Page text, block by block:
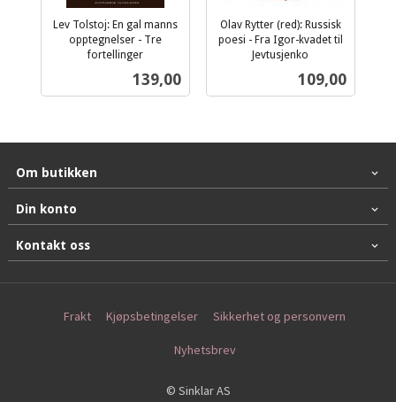
Lev Tolstoj: En gal manns
opptegnelser - Tre
fortellinger
Pris
139,00
Olav Rytter (red): Russisk
poesi - Fra Igor-kvadet til
Jevtusjenko
Pris
109,00
Om butikken
Din konto
Kontakt oss
Frakt Kjøpsbetingelser Sikkerhet og personvern
Nyhetsbrev
© Sinklar AS